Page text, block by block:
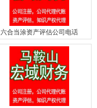
六合当涂资产评估公司电话